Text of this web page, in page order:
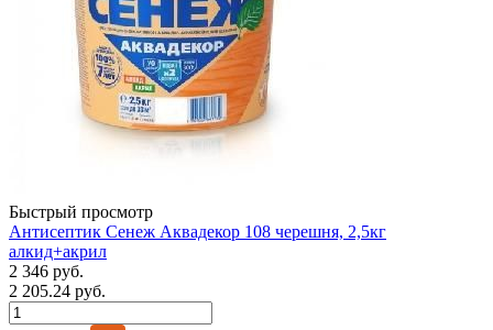
Быстрый просмотр
Антисептик Сенеж Аквадекор 108 черешня, 2,5кг
алкид+акрил
2 346 руб.
2 205.24 руб.